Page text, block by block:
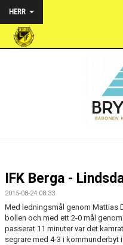
HERR
BILDGALLERI
DOKUMENT
KONTAKT
IFK Berga -
2015-08-24 08:33
Med ledningsmål genom Mattias
bollen och med ett 2-0 mål
passerat 11 minuter var det
segrare med 4-3 i kommunderbyt